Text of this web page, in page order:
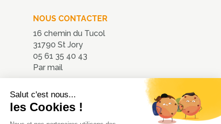
NOUS CONTACTER
16 chemin du Tucol
31790 St Jory
05 61 35 40 43
Par mail
Nous localiser
Salut c'est nous...
les Cookies !